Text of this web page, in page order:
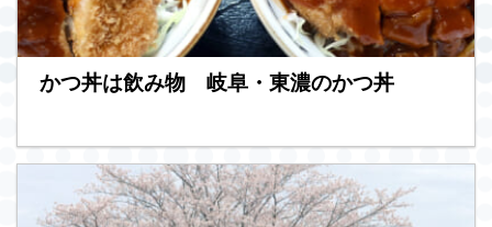
かつ丼は飲み物 岐阜・東濃のかつ丼